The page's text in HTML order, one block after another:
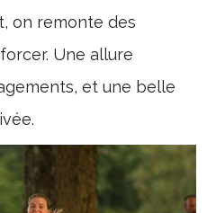
on remonte des
Une allure
et une belle